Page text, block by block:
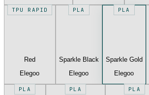
TPU RAPID
Red
Elegoo
PLA
Sparkle Black
Elegoo
PLA
Sparkle Gold
Elegoo
PLA PLA PLA